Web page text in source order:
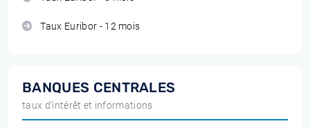
Taux Euribor - 12 mois
BANQUES CENTRALES
taux d'intérêt et informations